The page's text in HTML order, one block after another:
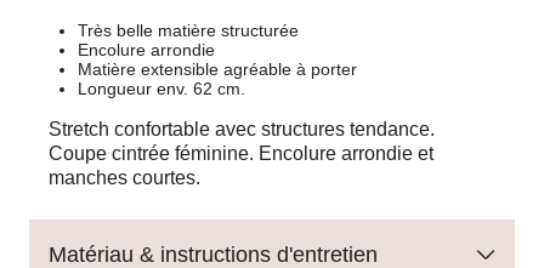
Très belle matière structurée
Encolure arrondie
Matière extensible agréable à porter
Longueur env. 62 cm.
Stretch confortable avec structures tendance.
Coupe cintrée féminine. Encolure arrondie et
manches courtes.
Matériau & instructions d'entretien